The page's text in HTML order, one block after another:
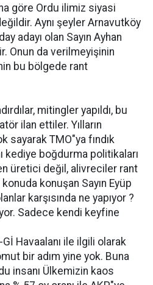
göre Ordu ilimiz siyasi
Aynı şeyler Arnavutköy
adayı olan Sayın Ayhan
Onun da verilmeyişinin
bu bölgede rant
mitingler yapıldı, bu
ilan ettiler. Yılların
sayarak TMO"ya fındık
kediye boğdurma politikaları
üretici değil, alivreciler rant
konuşan Sayın Eyüp
karşısında ne yapıyor ?
Sadece kendi keyfine
Gİ Havaalanı ile ilgili olarak
bir adım yine yok. Buna
insanı Ülkemizin kaos